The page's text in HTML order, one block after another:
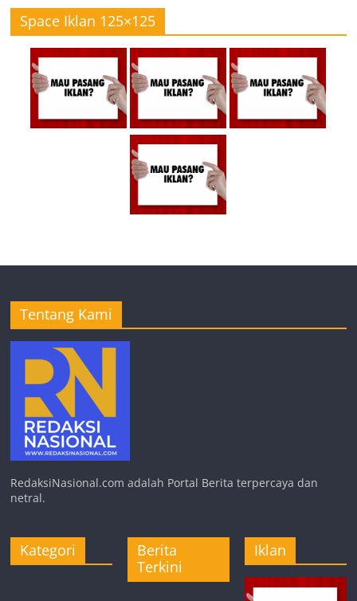
Space Iklan 125×125
Tentang Kami
RedaksiNasional.com adalah Portal Berita terpercaya dan
netral.
Kategori
Berita
Terkini
Iklan